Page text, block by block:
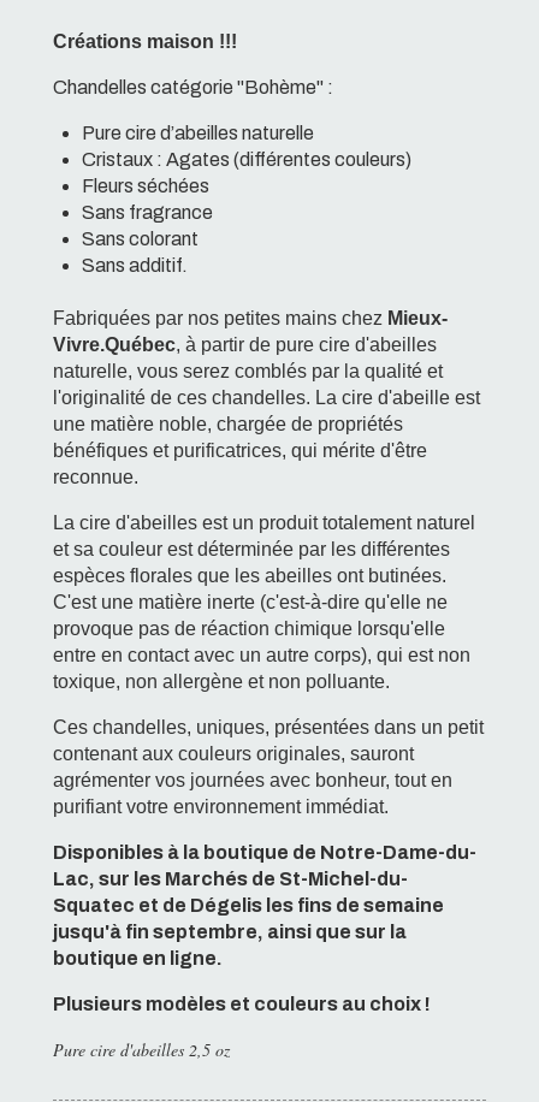
Créations maison !!!
Chandelles catégorie "Bohème" :
Pure cire d’abeilles naturelle
Cristaux : Agates (différentes couleurs)
Fleurs séchées
Sans fragrance
Sans colorant
Sans additif.
Fabriquées par nos petites mains chez Mieux-
Vivre.Québec, à partir de pure cire d'abeilles
naturelle, vous serez comblés par la qualité et
l'originalité de ces chandelles. La cire d'abeille est
une matière noble, chargée de propriétés
bénéfiques et purificatrices, qui mérite d'être
reconnue.
La cire d'abeilles est un produit totalement naturel
et sa couleur est déterminée par les différentes
espèces florales que les abeilles ont butinées.
C'est une matière inerte (c'est-à-dire qu'elle ne
provoque pas de réaction chimique lorsqu'elle
entre en contact avec un autre corps), qui est non
toxique, non allergène et non polluante.
Ces chandelles, uniques, présentées dans un petit
contenant aux couleurs originales, sauront
agrémenter vos journées avec bonheur, tout en
purifiant votre environnement immédiat.
Disponibles à la boutique de Notre-Dame-du-
Lac, sur les Marchés de St-Michel-du-
Squatec et de Dégelis les fins de semaine
jusqu'à fin septembre, ainsi que sur la
boutique en ligne.
Plusieurs modèles et couleurs au choix !
Pure cire d'abeilles 2,5 oz